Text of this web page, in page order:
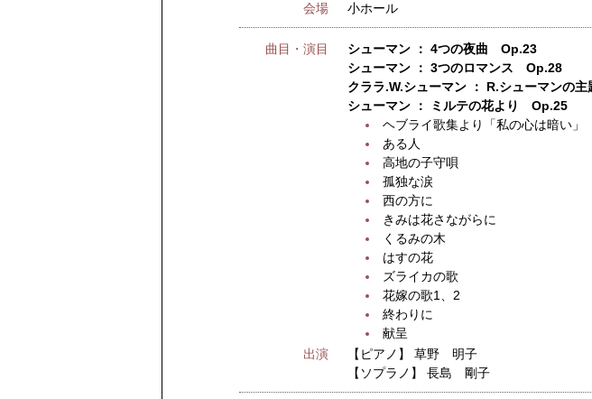
会場
小ホール
曲目・演目
シューマン ： 4つの夜曲 Op.23
シューマン ： 3つのロマンス Op.28
クララ.W.シューマン ： R.シューマンの
シューマン ： ミルテの花より Op.25
ヘブライ歌集より「私の心は暗い」
ある人
高地の子守唄
孤独な涙
西の方に
きみは花さながらに
くるみの木
はすの花
ズライカの歌
花嫁の歌1、2
終わりに
献呈
出演
【ピアノ】 草野 明子
【ソプラノ】 長島 剛子